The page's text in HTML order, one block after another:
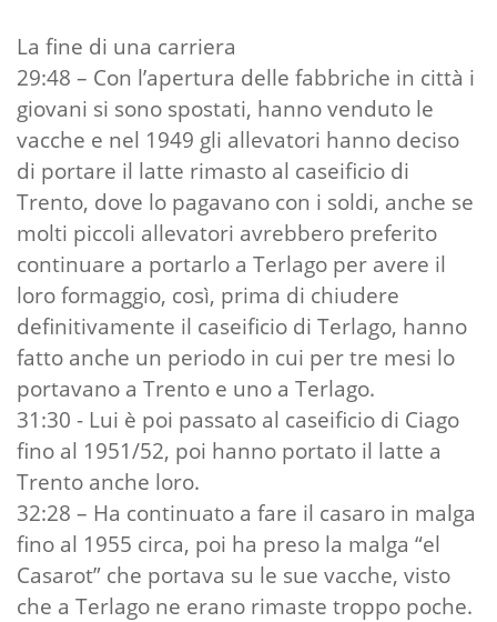
La fine di una carriera
29:48 – Con l’apertura delle fabbriche in città i
giovani si sono spostati, hanno venduto le
vacche e nel 1949 gli allevatori hanno deciso
di portare il latte rimasto al caseificio di
Trento, dove lo pagavano con i soldi, anche se
molti piccoli allevatori avrebbero preferito
continuare a portarlo a Terlago per avere il
loro formaggio, così, prima di chiudere
definitivamente il caseificio di Terlago, hanno
fatto anche un periodo in cui per tre mesi lo
portavano a Trento e uno a Terlago.
31:30 - Lui è poi passato al caseificio di Ciago
fino al 1951/52, poi hanno portato il latte a
Trento anche loro.
32:28 – Ha continuato a fare il casaro in malga
fino al 1955 circa, poi ha preso la malga “el
Casarot” che portava su le sue vacche, visto
che a Terlago ne erano rimaste troppo poche.